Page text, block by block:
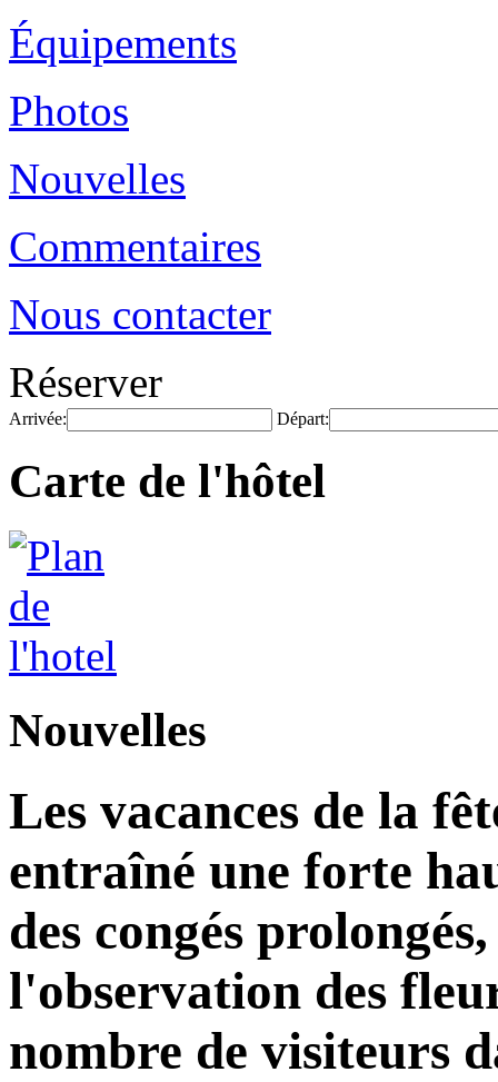
Équipements
Photos
Nouvelles
Commentaires
Nous contacter
Réserver
Arrivée: Départ:
Carte de l'hôtel
Nouvelles
Les vacances de la
entraîné une forte
des congés
l'observation des
nombre de visiteurs